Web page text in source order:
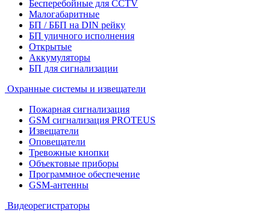
Бесперебойные для CCTV
Малогабаритные
БП / ББП на DIN рейку
БП уличного исполнения
Открытые
Аккумуляторы
БП для сигнализации
Охранные системы и извещатели
Пожарная сигнализация
GSM сигнализация PROTEUS
Извещатели
Оповещатели
Тревожные кнопки
Объектовые приборы
Программное обеспечение
GSM-антенны
Видеорегистраторы